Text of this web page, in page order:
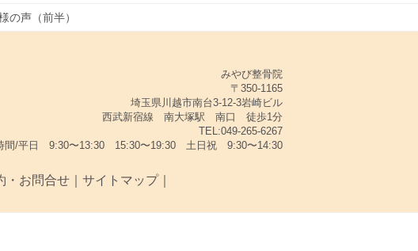
声（前半）
みやび整骨院
〒350-1165
埼玉県川越市南台3-12-3岩崎ビル
西武新宿線 南大塚駅 南口 徒歩1分
TEL:049-265-6267
間/平日 9:30〜13:30 15:30〜19:30 土日祝 9:30〜14:30
・お問合せ サイトマップ